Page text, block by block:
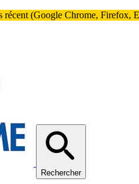
récent (Google Chrome, Firefox,
Rechercher